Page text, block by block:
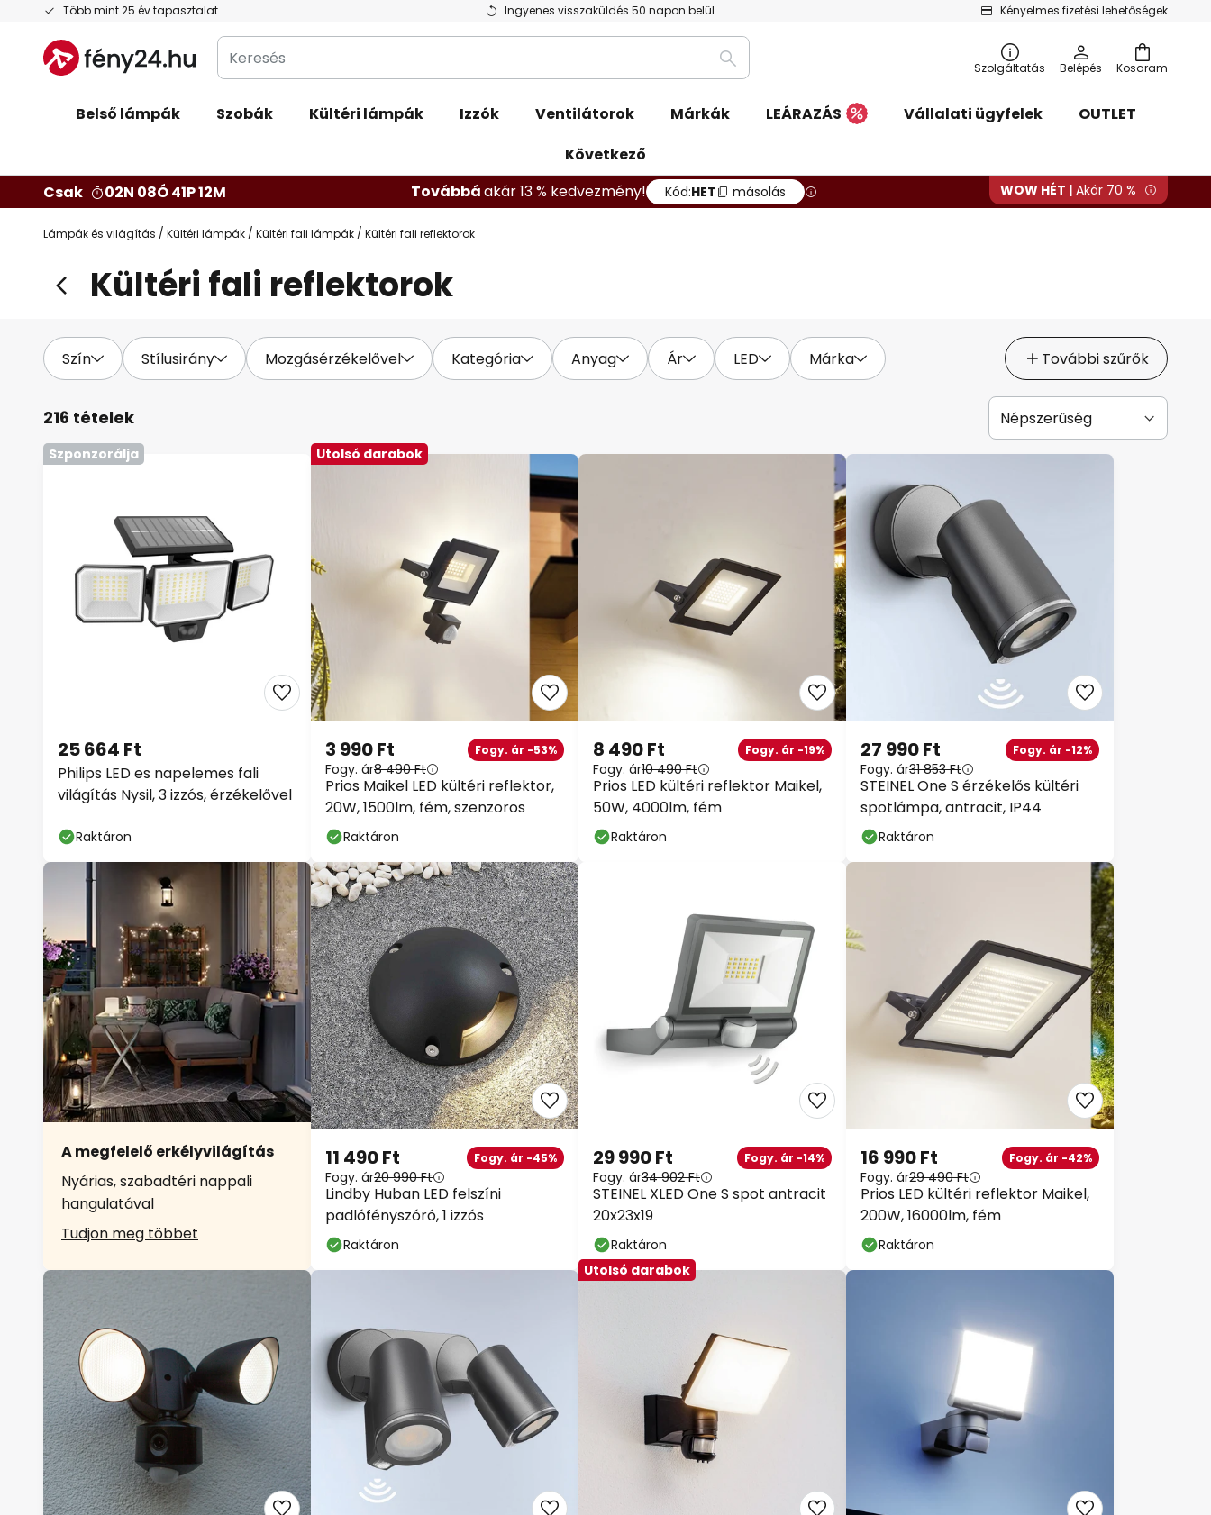
Több mint 25 év tapasztalat Ingyenes visszaküldés 50 napon belül Kényelmes fizetési lehetőségek
Ugrás
tartalomhoz
Kosaram
Keresés
Keresés
Szolgáltatás Belépés
Belső lámpák Szobák Kültéri lámpák Izzók Ventilátorok Márkák LEÁRAZÁS Vállalati ügyfelek
OUTLET
Következő
Csak
02N 08Ó 41P 11M Továbbáakár 13 % kedvezmény! Kód:HET másolás WOW HÉT | Akár 70 %
Lámpák és világítás Kültéri lámpák Kültéri fali lámpák Kültéri fali reflektorok
Kültéri fali reflektorok
Szín Stílusirány Mozgásérzékelővel Kategória Anyag Ár LED Márka További szűrők
216 tételek
Szponzorálja
Philips LED es napelemes fali
világítás Nysil, 3 izzós, érzékelővel
25 664 Ft
Raktáron
Utolsó darabok
Prios Maikel LED kültéri reflektor,
20W, 1500lm, fém, szenzoros
3 990 Ft Fogy. ár -53%
Fogy. ár8 490 Ft
Raktáron
Prios LED kültéri reflektor Maikel,
50W, 4000lm, fém
8 490 Ft Fogy. ár -19%
Fogy. ár10 490 Ft
Raktáron
STEINEL One S érzékelős kültéri
spotlámpa, antracit, IP44
27 990 Ft Fogy. ár -12%
Fogy. ár31 853 Ft
Raktáron
A megfelelő erkélyvilágítás
Nyárias, szabadtéri nappali
hangulatával
Tudjon meg többet
Lindby Huban LED felszíni
padlófényszóró, 1 izzós
11 490 Ft Fogy. ár -45%
Fogy. ár20 990 Ft
Raktáron
STEINEL XLED One S spot antracit
20x23x19
29 990 Ft Fogy. ár -14%
Fogy. ár34 902 Ft
Raktáron
Prios LED kültéri reflektor Maikel,
200W, 16000lm, fém
16 990 Ft Fogy. ár -42%
Fogy. ár29 490 Ft
Raktáron
Utolsó darabok